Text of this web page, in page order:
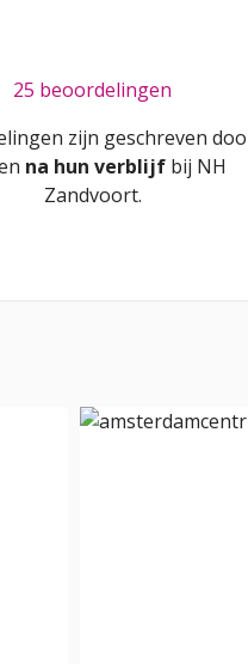
25 beoordelingen
zijn geschreven
na hun verblijf bij NH
Zandvoort.